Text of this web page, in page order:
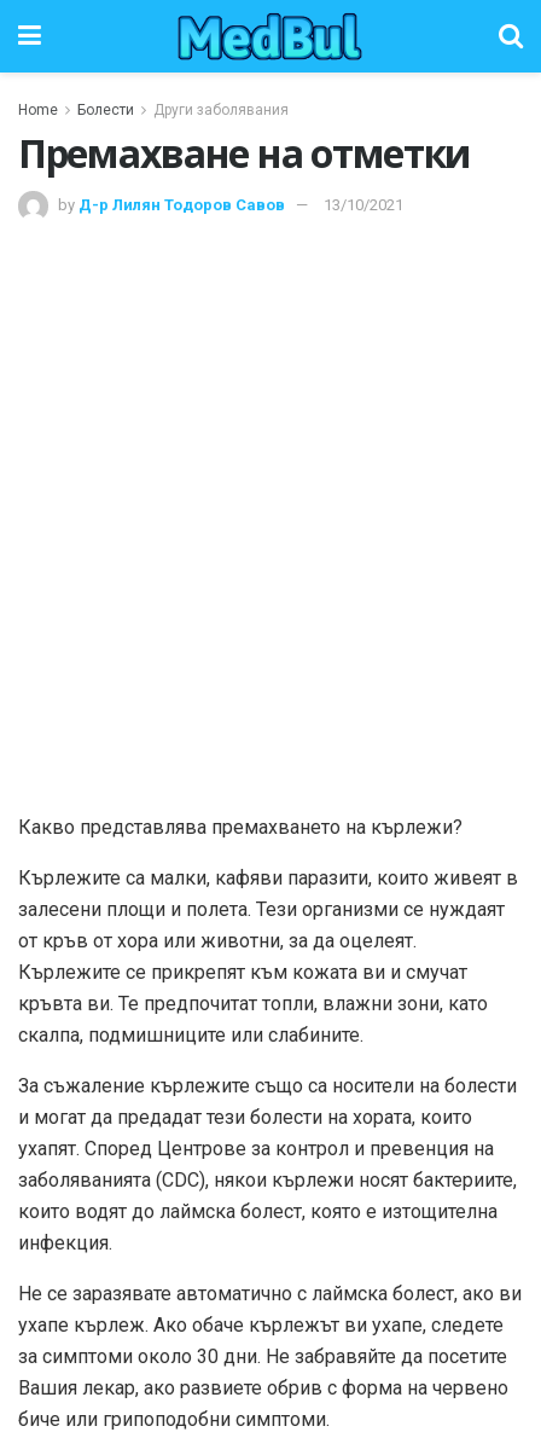
Home Болести Други заболявания
Премахване на отметки
by Д-р Лилян Тодоров Савов 13/10/2021
Какво представлява премахването на кърлежи?
Кърлежите са малки, кафяви паразити, които живеят в
залесени площи и полета. Тези организми се нуждаят
от кръв от хора или животни, за да оцелеят.
Кърлежите се прикрепят към кожата ви и смучат
кръвта ви. Те предпочитат топли, влажни зони, като
скалпа, подмишниците или слабините.
За съжаление кърлежите също са носители на болести
и могат да предадат тези болести на хората, които
ухапят. Според Центрове за контрол и превенция на
заболяванията (CDC), някои кърлежи носят бактериите,
които водят до лаймска болест, която е изтощителна
инфекция.
Не се заразявате автоматично с лаймска болест, ако ви
ухапе кърлеж. Ако обаче кърлежът ви ухапе, следете
за симптоми около 30 дни. Не забравяйте да посетите
Вашия лекар, ако развиете обрив с форма на червено
биче или грипоподобни симптоми.